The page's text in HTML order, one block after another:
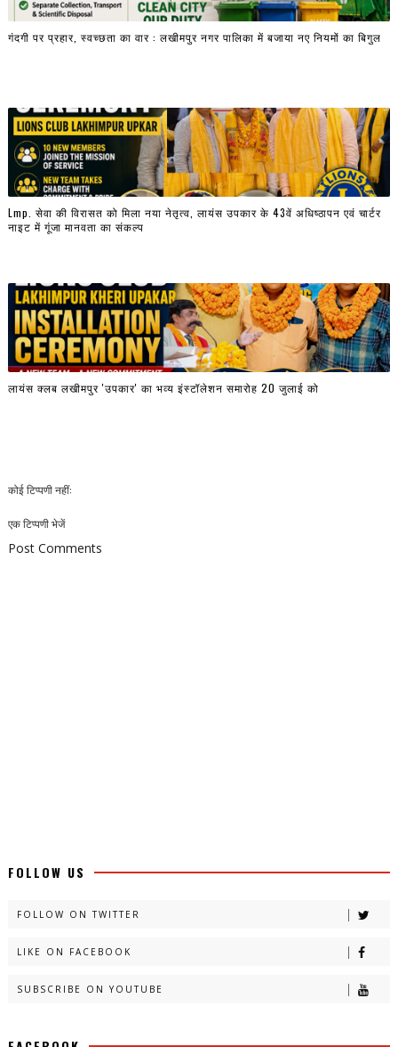
गंदगी पर प्रहार, स्वच्छता का वार : लखीमपुर नगर पालिका में बजाया नए नियमों का बिगुल
Lmp. सेवा की विरासत को मिला नया नेतृत्व, लायंस उपकार के 43वें अधिष्ठापन एवं चार्टर
नाइट में गूंजा मानवता का संकल्प
लायंस क्लब लखीमपुर 'उपकार' का भव्य इंस्टॉलेशन समारोह 20 जुलाई को
कोई टिप्पणी नहीं:
एक टिप्पणी भेजें
Post Comments
FOLLOW US
FOLLOW ON TWITTER
LIKE ON FACEBOOK
SUBSCRIBE ON YOUTUBE